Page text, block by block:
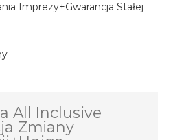
Imprezy+Gwarancja Stałej
All Inclusive
Zmiany